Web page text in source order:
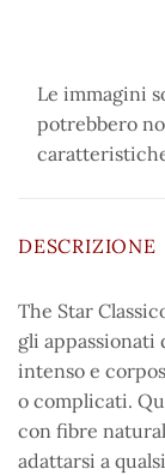
Le immagini
potrebbero
DESCRIZIONE
The Star
gli appassionati
intenso e
o complicati.
con fibre
adattarsi a